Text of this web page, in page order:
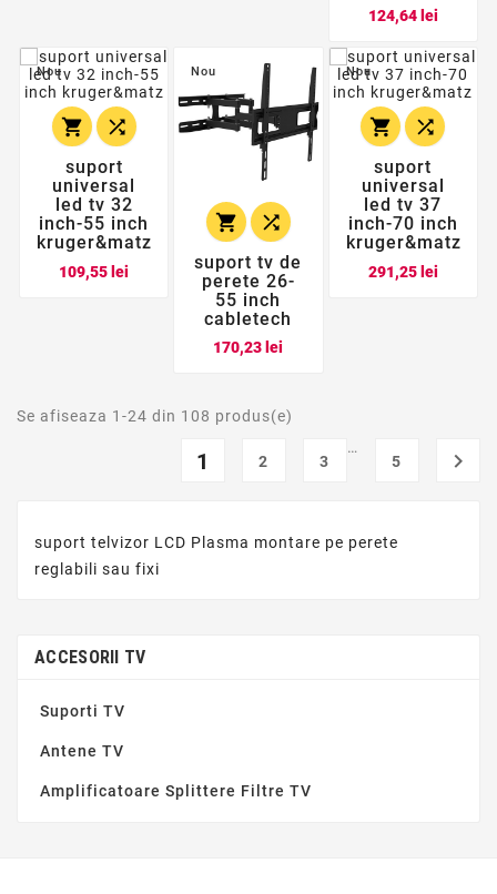
124,64 leiPret
Nou
 
suport
universal
led tv 32
inch-55 inch
kruger&matz
109,55 lei
Nou
 
suport tv de
perete 26-
55 inch
cabletech
170,23 lei
Nou
 
suport
universal
led tv 37
inch-70 inch
kruger&matz
291,25 leiPret
Se afiseaza 1-24 din 108 produs(e)
1 2 3
…
5

suport telvizor LCD Plasma montare pe perete
reglabili sau fixi
ACCESORII TV
Suporti TV
Antene TV
Amplificatoare Splittere Filtre TV